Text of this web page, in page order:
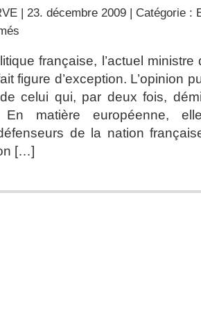
| 23. décembre 2009 | Catégorie :
J.P.
Chevènement
française, l’actuel ministre
figure d’exception. L’opinion
celui qui, par deux fois,
En matière européenne,
de la nation
[…]